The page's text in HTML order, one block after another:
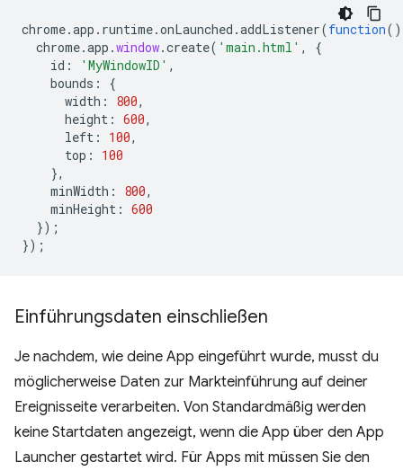
chrome.app . runtime.onLaunched .addListener(function()
chrome.app .window.create( 'main.html' ,
{
id : 'MyWindowID' ,
bounds :
{
width : 800,
height : 600,
left : 100,
top :
100
},
minWidth : 800,
minHeight : 600
});
});
Einführungsdaten einschließen
Je nachdem, wie deine App eingeführt wurde, musst du
möglicherweise Daten zur Markteinführung auf deiner
Ereignisseite verarbeiten. Von Standardmäßig werden
keine Startdaten angezeigt, wenn die App über den App
Launcher gestartet wird. Für Apps mit müssen Sie den